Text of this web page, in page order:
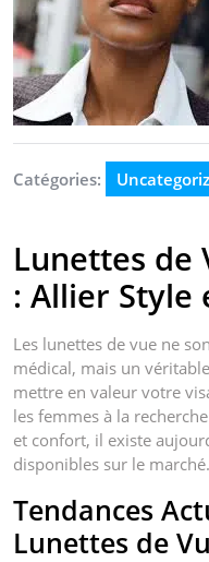
Catégories:
Lunettes de
: Allier Style
Les lunettes de vue ne
médical, mais un
mettre en valeur votre
les femmes à la
et confort, il existe
disponibles sur le marché.
Tendances
Lunettes de